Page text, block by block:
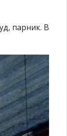
парник. В